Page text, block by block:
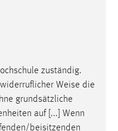
zuständig.
Weise die
grundsätzliche
auf [...] Wenn
beisitzenden